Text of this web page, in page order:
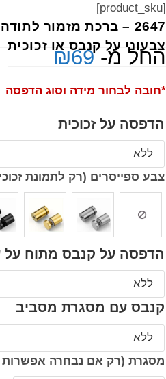
[product_sku]
2647 – ברכת מזמור
צבעוני על קנבס או זכוכית
החל מ- ₪69
*חובה לבחור מידה וסוג הדפסה
הדפסה על זכוכית
צבע ספייסרים (רק לתמונת
הדפסה על קנבס מתוח על
קנבס עם מסגרת מסביב
מסגרת (רק אם נבחרה